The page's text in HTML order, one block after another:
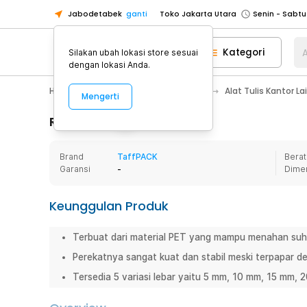
Jabodetabek ganti Toko Jakarta Utara
Toko Tangerang
Toko Cikupa
Pick n Go Jakarta Barat
Senin -
Pick n Go Bekasi
Senin - Jumat
Senin - Jumat
Senin -
Senin -
Toko Tangerang
Pick n Go Jakarta Barat
Senin -
Pick n Go Bekasi
Senin - Jumat
Pick n Go Depok
Senin - Jumat
Kategori
Home Appliance Alat Tulis Kantor
Rincian Produk
Brand
TaffPACK
Garansi
-
Keunggulan Produk
Terbuat dari material PET yang mampu menahan
Perekatnya sangat kuat dan stabil meski terpapar
Tersedia 5 variasi lebar yaitu 5 mm, 10 mm, 15 mm,
Silakan ubah lokasi store sesuai
dengan lokasi Anda.
Mengerti